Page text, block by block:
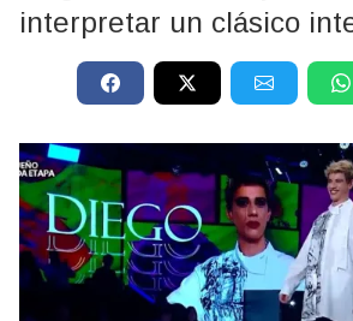
interpretar un clásico